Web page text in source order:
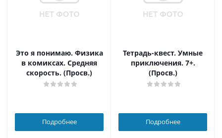
Это я понимаю. Физика
в комиксах. Средняя
скорость. (Просв.)
Подробнее
Тетрадь-квест. Умные
приключения. 7+.
(Просв.)
Подробнее